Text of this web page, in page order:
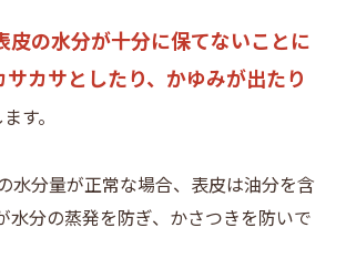
皮の水分が十分に保てないことに
サカサとしたり、かゆみが出たり
す。
水分量が正常な場合、表皮は油分を含
水分の蒸発を防ぎ、かさつきを防いで